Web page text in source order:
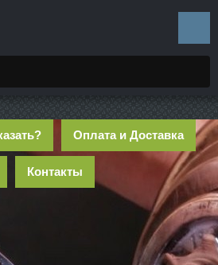
Оплата и Доставка
Контакты